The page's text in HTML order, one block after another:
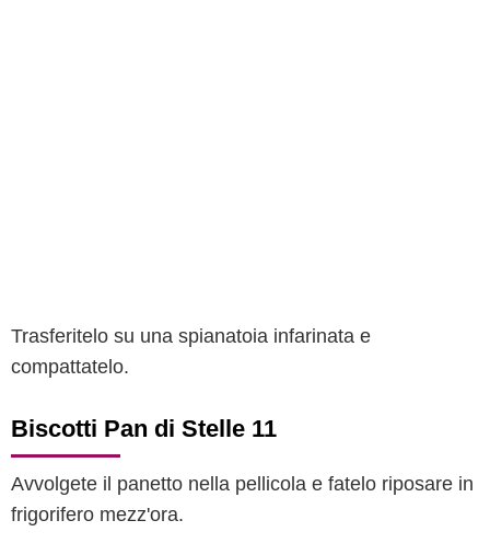
Trasferitelo su una spianatoia infarinata e
compattatelo.
Biscotti Pan di Stelle 11
Avvolgete il panetto nella pellicola e fatelo riposare in
frigorifero mezz'ora.